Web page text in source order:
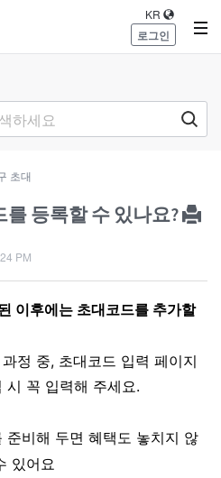
로그인
KR
초대
등록할 수 있나요?
PM
이후에는 초대코드를 추가할
정 중, 초대코드 입력 페이지
시 꼭 입력해 주세요.
준비해 두면 혜택도 놓치지 않
있어요